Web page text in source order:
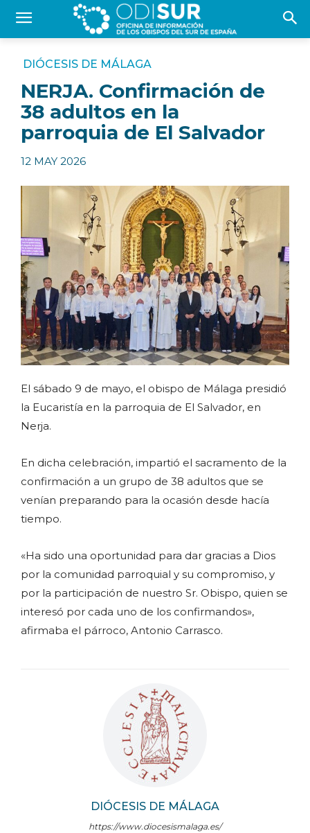
DIÓCESIS DE MÁLAGA
NERJA. Confirmación de
38 adultos en la
parroquia de El Salvador
12 MAY 2026
DIÓCESIS DE MÁLAGA
https://www.diocesismalaga.es/
El sábado 9 de mayo, el obispo de Málaga presidió
la Eucaristía en la parroquia de El Salvador, en
Nerja.
En dicha celebración, impartió el sacramento de la
confirmación a un grupo de 38 adultos que se
venían preparando para la ocasión desde hacía
tiempo.
«Ha sido una oportunidad para dar gracias a Dios
por la comunidad parroquial y su compromiso, y
por la participación de nuestro Sr. Obispo, quien se
interesó por cada uno de los confirmandos»,
afirmaba el párroco, Antonio Carrasco.